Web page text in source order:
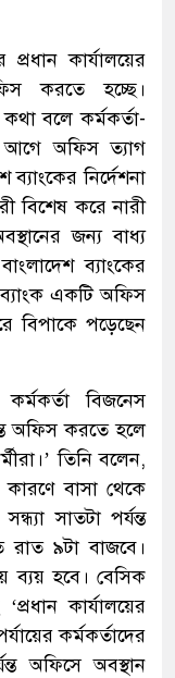
প্রধান কার্যালয়ের
করতে হচ্ছে।
বলে কর্মকর্তা-
আগে অফিস ত্যাগ
নির্দেশনা
বিশেষ করে নারী
জন্য বাধ্য
ব্যাংকের
একটি অফিস
বিপাকে পড়েছেন
বিজনেস
অফিস করতে হলে
তিনি বলেন,
বাসা থেকে
সাতটা পর্যন্ত
৯টা বাজবে।
ব্যয় হবে। বেসিক
কার্যালয়ের
কর্মকর্তাদের
অফিসে অবস্থান